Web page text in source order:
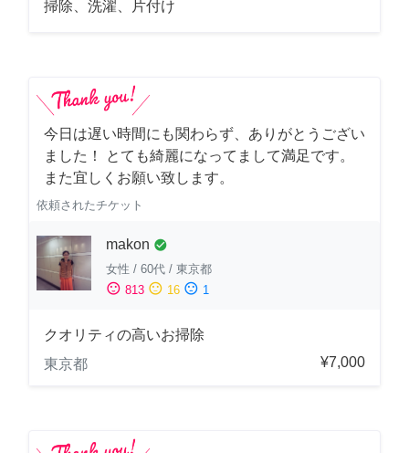
掃除、洗濯、片付け
今日は遅い時間にも関わらず、ありがとうござい
ました！ とても綺麗になってまして満足です。
また宜しくお願い致します。
依頼されたチケット
makon check_circle
女性 / 60代 / 東京都
sentiment_satisfied 813 sentiment_neutral 16 sentiment_dissatisfied 1
クオリティの高いお掃除
東京都
¥7,000